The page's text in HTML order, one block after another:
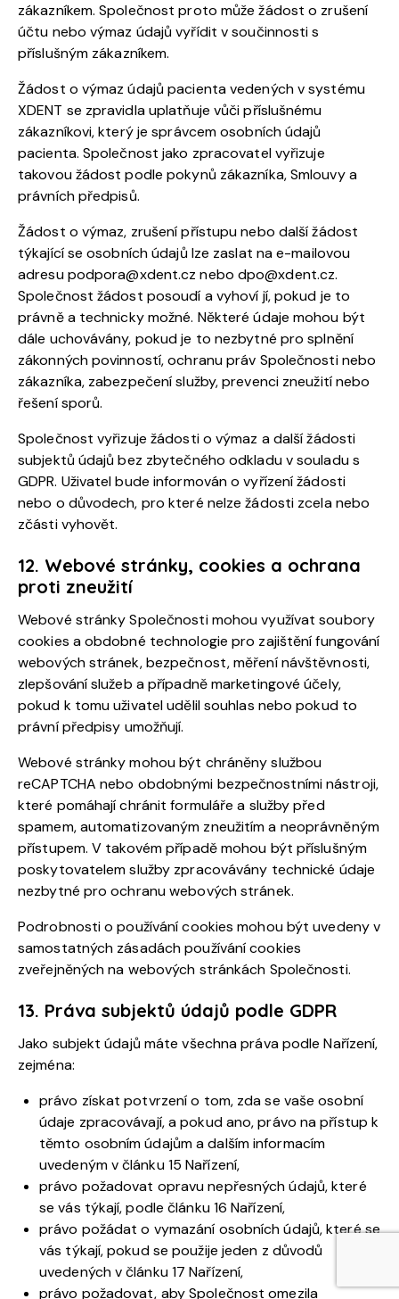
zákazníkem. Společnost proto může žádost o zrušení
účtu nebo výmaz údajů vyřídit v součinnosti s
příslušným zákazníkem.
Žádost o výmaz údajů pacienta vedených v systému
XDENT se zpravidla uplatňuje vůči příslušnému
zákazníkovi, který je správcem osobních údajů
pacienta. Společnost jako zpracovatel vyřizuje
takovou žádost podle pokynů zákazníka, Smlouvy a
právních předpisů.
Žádost o výmaz, zrušení přístupu nebo další žádost
týkající se osobních údajů lze zaslat na e-mailovou
adresupodpora@xdent.cz nebo dpo@xdent.cz.
Společnost žádost posoudí a vyhoví jí, pokud je to
právně a technicky možné. Některé údaje mohou být
dále uchovávány, pokud je to nezbytné pro splnění
zákonných povinností, ochranu práv Společnosti nebo
zákazníka, zabezpečení služby, prevenci zneužití nebo
řešení sporů.
Společnost vyřizuje žádosti o výmaz a další žádosti
subjektů údajů bez zbytečného odkladu v souladu s
GDPR. Uživatel bude informován o vyřízení žádosti
nebo o důvodech, pro které nelze žádosti zcela nebo
zčásti vyhovět.
12. Webové stránky, cookies a ochrana
proti zneužití
Webové stránky Společnosti mohou využívat soubory
cookies a obdobné technologie pro zajištění fungování
webových stránek, bezpečnost, měření návštěvnosti,
zlepšování služeb a případně marketingové účely,
pokud k tomu uživatel udělil souhlas nebo pokud to
právní předpisy umožňují.
Webové stránky mohou být chráněny službou
reCAPTCHA nebo obdobnými bezpečnostními nástroji,
které pomáhají chránit formuláře a služby před
spamem, automatizovaným zneužitím a neoprávněným
přístupem. V takovém případě mohou být příslušným
poskytovatelem služby zpracovávány technické údaje
nezbytné pro ochranu webových stránek.
Podrobnosti o používání cookies mohou být uvedeny v
samostatných zásadách používání cookies
zveřejněných na webových stránkách Společnosti.
13. Práva subjektů údajů podle GDPR
Jako subjekt údajů máte všechna práva podle Nařízení,
zejména:
právo získat potvrzení o tom, zda se vaše osobní
údaje zpracovávají, a pokud ano, právo na přístup k
těmto osobním údajům a dalším informacím
uvedeným v článku 15 Nařízení,
právo požadovat opravu nepřesných údajů, které
se vás týkají, podle článku 16 Nařízení,
právo požádat o vymazání osobních údajů, které se
vás týkají, pokud se použije jeden z důvodů
uvedených v článku 17 Nařízení,
právo požadovat, aby Společnost omezila